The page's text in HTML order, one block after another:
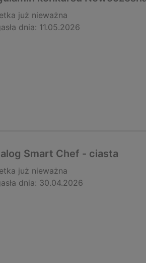
już nieważna
dnia: 11.05.2026
Smart Chef - ciasta
już nieważna
dnia: 30.04.2026